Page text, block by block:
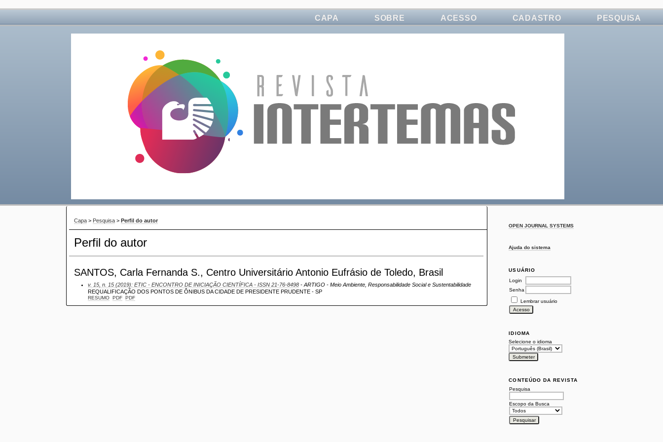
OPEN JOURNAL SYSTEMS
Ajuda do sistema
USUÁRIO
Login
Senha
Lembrar usuário
IDIOMA
Selecione o idioma
CONTEÚDO DA REVISTA
Pesquisa
Escopo da Busca
CAPA SOBRE ACESSO CADASTRO PESQUISA
Capa > Pesquisa >Perfil do autor
Perfil do autor
SANTOS, Carla Fernanda S., Centro Universitário Antonio Eufrásio de Toledo, Brasil
v. 15, n. 15 (2019): ETIC - ENCONTRO DE INICIAÇÃO CIENTÍFICA - ISSN 21-76-8498 - ARTIGO - Meio Ambiente, Responsabilidade Social e Sustentabilidade
REQUALIFICAÇÃO DOS PONTOS DE ÔNIBUS DA CIDADE DE PRESIDENTE PRUDENTE - SP
RESUMO PDF PDF